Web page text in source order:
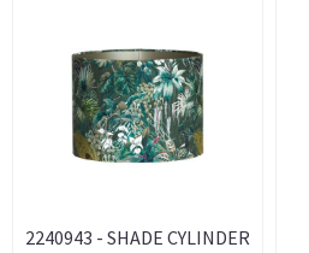
2240943 - SHADE CYLINDER